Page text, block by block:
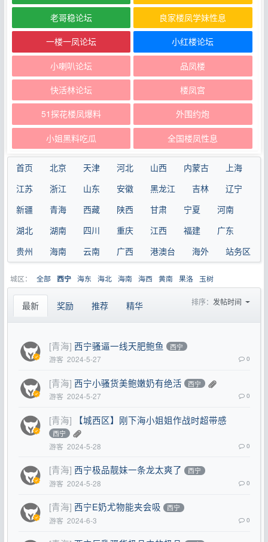
老哥稳论坛 良家楼凤学妹性息
一楼一凤论坛 小红楼论坛
小喇叭论坛 品凤楼
快活林论坛 楼凤宫
51探花楼凤爆料 外围约炮
小姐黑料吃瓜 全国楼凤性息
首页 北京 天津 河北 山西 内蒙古
上海
江苏
浙江 山东 安徽 黑龙江 吉林
辽宁
新疆
青海 西藏 陕西 甘肃 宁夏
河南
湖北
湖南 四川 重庆 江西 福建
广东
贵州
海南 云南 广西 港澳台 海外 站务区
城区： 全部 西宁 海东 海北 海南 海西 黄南 果洛 玉树
最新 奖励 推荐 精华 排序： 发帖时间
[青海] 西宁骚逼一线天肥鲍鱼 西宁
游客 2024-5-27 0
[青海] 西宁小骚货美鲍嫩奶有绝活 西宁
游客 2024-5-27 0
[青海] 【城西区】刚下海小姐姐作战时超带感
西宁
游客 2024-5-28 0
[青海] 西宁极品靓妹一条龙太爽了 西宁
游客 2024-5-28 0
[青海] 西宁E奶尤物能夹会吸 西宁
游客 2024-6-3 0